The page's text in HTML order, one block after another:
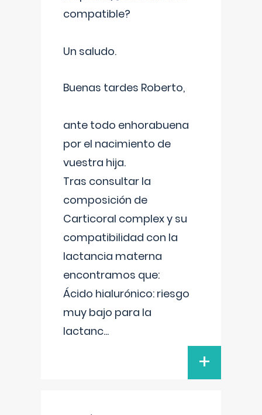
compatible?
Un saludo.
Buenas tardes Roberto,
ante todo enhorabuena
por el nacimiento de
vuestra hija.
Tras consultar la
composición de
Carticoral complex y su
compatibilidad con la
lactancia materna
encontramos que:
Ácido hialurónico: riesgo
muy bajo para la
lactanc...
+